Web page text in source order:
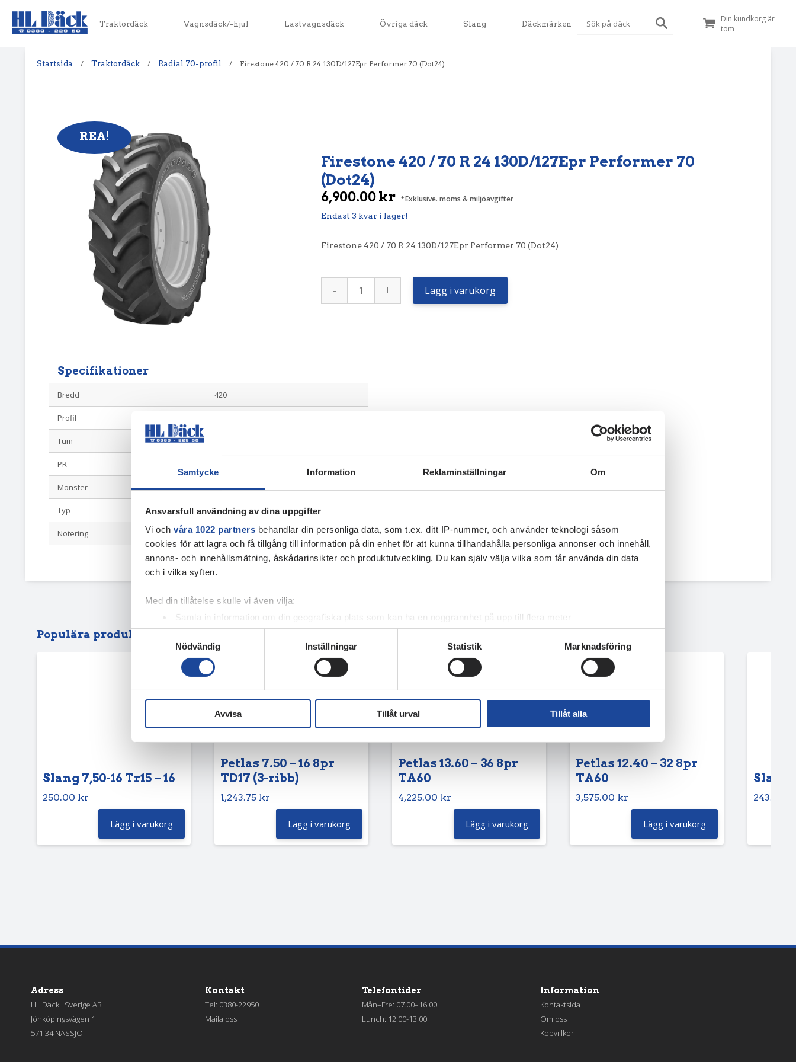
Samtycke Information Reklaminställningar Om
Ansvarsfull användning av dina uppgifter
Vi och våra 1022 partners behandlar din personliga data, som t.ex. ditt IP-nummer, och använder teknologi såsom
cookies för att lagra och få tillgång till information på din enhet för att kunna tillhandahålla personliga annonser och innehåll,
annons- och innehållsmätning, åskådarinsikter och produktutveckling. Du kan själv välja vilka som får använda din data
och i vilka syften.
Med din tillåtelse skulle vi även vilja:
Samla in information om din geografiska plats som kan ha en noggrannhet på upp till flera meter
Identifiera din enhet genom att aktivt skanna den för specifika kännetecken (fingeravtryck)
Ta reda på mer om hur dina personliga uppgifter behandlas och ställ in dina preferenser i
detaljsektionen. Du kan ändra
eller dra tillbaka ditt samtycke när som helst från cookie-förklaringen.
Vi använder enhetsidentifierare för att anpassa innehållet och annonserna till användarna, tillhandahålla funktioner för
till de sociala medier och annons- och analysföretag som vi samarbetar med. Dessa kan i sin tur kombinera informationen
Nödvändig
Inställningar Statistik Marknadsföring
Avvisa Tillåt urval Tillåt alla
Traktordäck Vagnsdäck/-hjul Lastvagnsdäck Övriga däck Slang Däckmärken
Din kundkorg är
tom
Startsida / Traktordäck / Radial 70-profil / Firestone 420 / 70 R 24 130D/127Epr Performer 70 (Dot24)
REA!
Firestone 420 / 70 R 24 130D/127Epr Performer 70
(Dot24)
6,900.00kr Exklusive. moms & miljöavgifter
Endast 3 kvar i lager!
Firestone 420 / 70 R 24 130D/127Epr Performer 70 (Dot24)
-
Firestone
70
+ Lägg i varukorg
Specifikationer
Bredd 420
Profil
Tum
PR
Mönster Performer 70
Typ Radial 70-profil
Notering Dot24
Populära produkter
Slang 7,50-16 Tr15 – 16
250.00 kr
Lägg i varukorg
Petlas 7.50 – 16 8pr
TD17 (3-ribb)
1,243.75 kr
Lägg i varukorg
Petlas 13.60 – 36 8pr
TA60
4,225.00 kr
Lägg i varukorg
Petlas 12.40 – 32 8pr
TA60
3,575.00 kr
Lägg i varukorg
Slang
243.75
Adress
HL Däck i Sverige AB
Jönköpingsvägen 1
571 34 NÄSSJÖ
Kontakt
Tel: 0380-22950
Maila oss
Telefontider
Mån–Fre: 07.00–16.00
Lunch: 12.00-13.00
Information
Kontaktsida
Om oss
Köpvillkor